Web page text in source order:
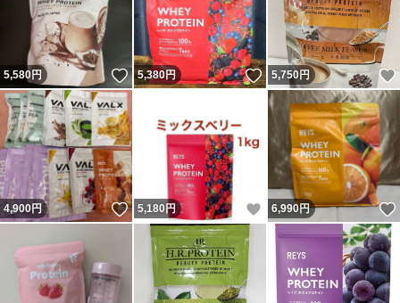
5,580円 いいね！
5,380円 いいね！
5,750円
4,900円 いいね！
5,180 円 いいね！
6,990円